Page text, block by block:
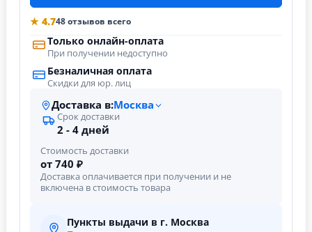
★ 4.748 отзывов всего
Только онлайн-оплата
При получении недоступно
Безналичная оплата
Скидки для юр. лиц
Доставка в:Москва
Срок доставки
2 - 4 дней
Стоимость доставки
от 740 ₽
Доставка оплачивается при получении и не
включена в стоимость товара
Пункты выдачи в г. Москва